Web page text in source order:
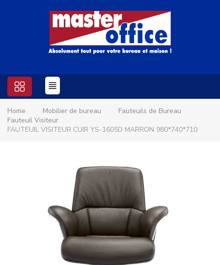
Home Mobilier de bureau
Fauteuils de Bureau
Fauteuil Visiteur
FAUTEUIL VISITEUR CUIR YS-1605D MARRON 980*740*710